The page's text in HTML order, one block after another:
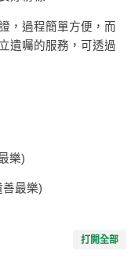
，過程簡單方便，而
遺囑的服務，可透過
樂)
善最樂)
打開全部